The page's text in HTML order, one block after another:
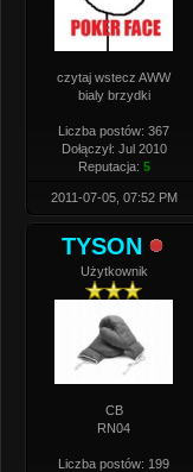
czytaj wstecz AWW
bialy brzydki
Liczba postów: 367
Dołączył: Jul 2010
Reputacja: 5
2011-07-05, 07:52 PM
TYSON
Użytkownik
CB
RN04
Liczba postów: 199